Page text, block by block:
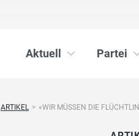
Aktuell Partei
ARTIKEL > «WIR MÜSSEN DIE